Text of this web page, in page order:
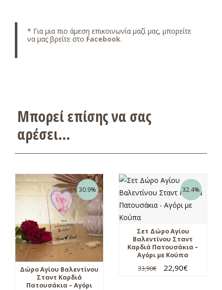
* Για μια πιο άμεση επικοινωνία μαζί μας, μπορείτε
να μας βρείτε στο Facebook.
Μπορεί επίσης να σας
αρέσει…
30.9%
Δώρο Αγίου Βαλεντίνου
Σταντ Καρδιά
Πατουσάκια – Αγόρι
32.4%
Σετ Δώρο Αγίου
Βαλεντίνου Σταντ
Καρδιά Πατουσάκια –
Αγόρι με Κούπα
33,90€ 22,90€